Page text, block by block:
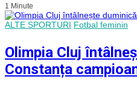
1 Minute
ALTE SPORTURI Fotbal feminin
Olimpia Cluj
Constanța